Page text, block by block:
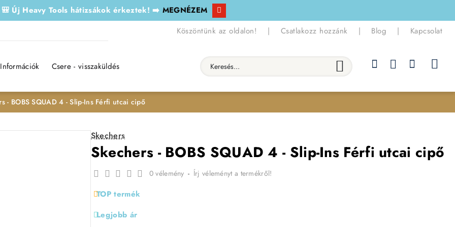
🎒 Új Heavy Tools hátizsákok érkeztek! ➡️ MEGNÉZEM
Köszöntünk az oldalon! | Csatlakozz hozzánk | Blog | Kapcsolat
Információk Csere - visszaküldés Keresés...
- BOBS SQUAD 4 - Slip-Ins Férfi utcai cipő
Skechers
Skechers - BOBS SQUAD 4 - Slip-Ins Férfi utcai cipő
TOP termék
Legjobb ár
0 vélemény - Írj véleményt a termékről!